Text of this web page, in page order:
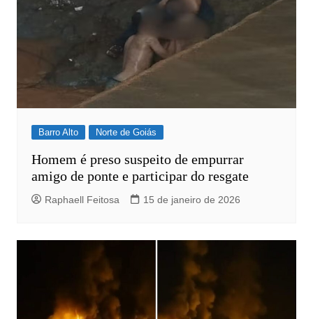
Barro Alto Norte de Goiás
Homem é preso suspeito de empurrar
amigo de ponte e participar do resgate
Raphaell Feitosa 15 de janeiro de 2026